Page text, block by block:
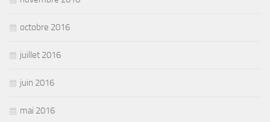
octobre 2016
juillet 2016
juin 2016
mai 2016